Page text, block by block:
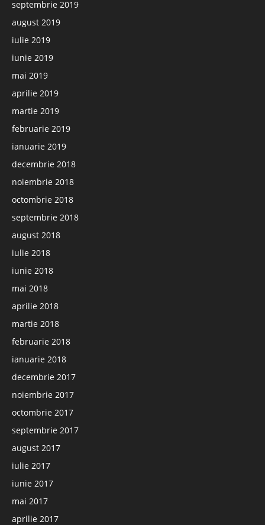
septembrie 2019
august 2019
iulie 2019
iunie 2019
mai 2019
aprilie 2019
martie 2019
februarie 2019
ianuarie 2019
decembrie 2018
noiembrie 2018
octombrie 2018
septembrie 2018
august 2018
iulie 2018
iunie 2018
mai 2018
aprilie 2018
martie 2018
februarie 2018
ianuarie 2018
decembrie 2017
noiembrie 2017
octombrie 2017
septembrie 2017
august 2017
iulie 2017
iunie 2017
mai 2017
aprilie 2017